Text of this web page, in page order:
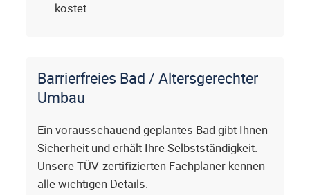
kostet
Barrierfreies Bad / Altersgerechter
Umbau
Ein vorausschauend geplantes Bad gibt Ihnen
Sicherheit und erhält Ihre Selbstständigkeit.
Unsere TÜV-zertifizierten Fachplaner kennen
alle wichtigen Details.